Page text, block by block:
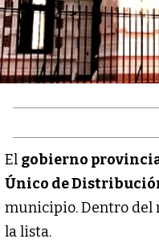
El gobierno
Único de
municipio. Dentro del
la lista.